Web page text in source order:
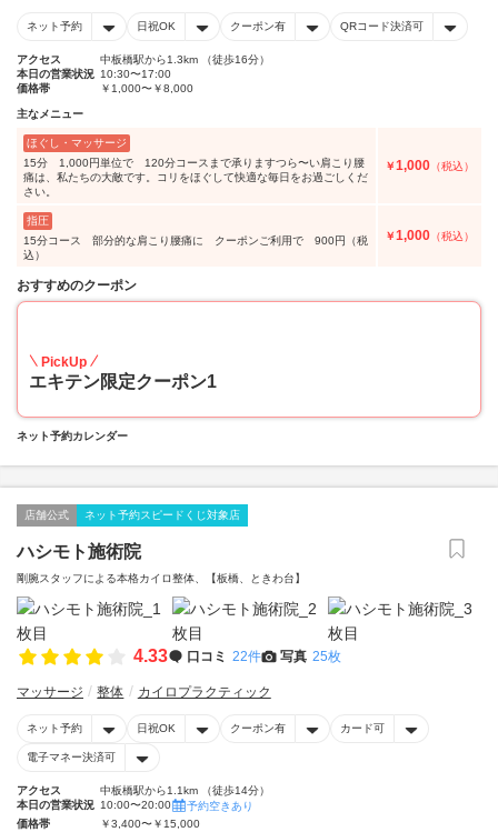
ネット予約 日祝OK クーポン有 QRコード決済可
アクセス
中板橋駅から1.3km （徒歩16分）
本日の営業状況 10:30〜17:00
価格帯
￥1,000〜￥8,000
主なメニュー
ほぐし・マッサージ
15分 1,000円単位で 120分コースまで承りますつら〜い肩こり腰
痛は、私たちの大敵です。コリをほぐして快適な毎日をお過ごしくだ
さい。
￥1,000 （税込）
指圧
15分コース 部分的な肩こり腰痛に クーポンご利用で 900円（税
込）
￥1,000 （税込）
おすすめのクーポン
PickUp
エキテン限定クーポン1
ネット予約カレンダー
店舗公式 ネット予約スピードくじ対象店
ハシモト施術院
剛腕スタッフによる本格カイロ整体、【板橋、ときわ台】
4.33 口コミ 22件 写真 25枚
マッサージ 整体 カイロプラクティック
ネット予約 日祝OK クーポン有 カード可
電子マネー決済可
アクセス
中板橋駅から1.1km （徒歩14分）
本日の営業状況 10:00〜20:00
予約空きあり
価格帯
￥3,400〜￥15,000